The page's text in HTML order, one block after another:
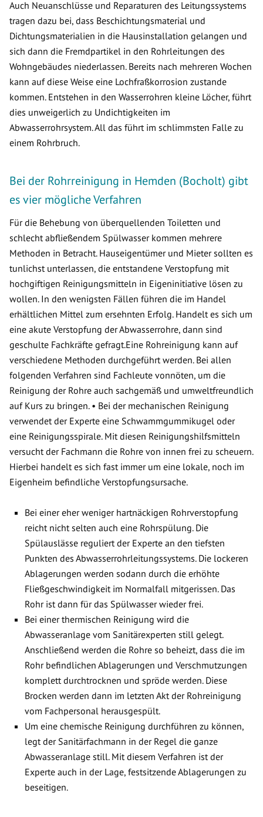
Auch Neuanschlüsse und Reparaturen des Leitungssystems
tragen dazu bei, dass Beschichtungsmaterial und
Dichtungsmaterialien in die Hausinstallation gelangen und
sich dann die Fremdpartikel in den Rohrleitungen des
Wohngebäudes niederlassen. Bereits nach mehreren Wochen
kann auf diese Weise eine Lochfraßkorrosion zustande
kommen. Entstehen in den Wasserrohren kleine Löcher, führt
dies unweigerlich zu Undichtigkeiten im
Abwasserrohrsystem. All das führt im schlimmsten Falle zu
einem Rohrbruch.
Bei der Rohrreinigung in Hemden (Bocholt) gibt
es vier mögliche Verfahren
Für die Behebung von überquellenden Toiletten und
schlecht abfließendem Spülwasser kommen mehrere
Methoden in Betracht. Hauseigentümer und Mieter sollten es
tunlichst unterlassen, die entstandene Verstopfung mit
hochgiftigen Reinigungsmitteln in Eigeninitiative lösen zu
wollen. In den wenigsten Fällen führen die im Handel
erhältlichen Mittel zum ersehnten Erfolg. Handelt es sich um
eine akute Verstopfung der Abwasserrohre, dann sind
geschulte Fachkräfte gefragt.Eine Rohreinigung kann auf
verschiedene Methoden durchgeführt werden. Bei allen
folgenden Verfahren sind Fachleute vonnöten, um die
Reinigung der Rohre auch sachgemäß und umweltfreundlich
auf Kurs zu bringen. • Bei der mechanischen Reinigung
verwendet der Experte eine Schwammgummikugel oder
eine Reinigungsspirale. Mit diesen Reinigungshilfsmitteln
versucht der Fachmann die Rohre von innen frei zu scheuern.
Hierbei handelt es sich fast immer um eine lokale, noch im
Eigenheim befindliche Verstopfungsursache.
Bei einer eher weniger hartnäckigen Rohrverstopfung
reicht nicht selten auch eine Rohrspülung. Die
Spülauslässe reguliert der Experte an den tiefsten
Punkten des Abwasserrohrleitungssystems. Die lockeren
Ablagerungen werden sodann durch die erhöhte
Fließgeschwindigkeit im Normalfall mitgerissen. Das
Rohr ist dann für das Spülwasser wieder frei.
Bei einer thermischen Reinigung wird die
Abwasseranlage vom Sanitärexperten still gelegt.
Anschließend werden die Rohre so beheizt, dass die im
Rohr befindlichen Ablagerungen und Verschmutzungen
komplett durchtrocknen und spröde werden. Diese
Brocken werden dann im letzten Akt der Rohreinigung
vom Fachpersonal herausgespült.
Um eine chemische Reinigung durchführen zu können,
legt der Sanitärfachmann in der Regel die ganze
Abwasseranlage still. Mit diesem Verfahren ist der
Experte auch in der Lage, festsitzende Ablagerungen zu
beseitigen.